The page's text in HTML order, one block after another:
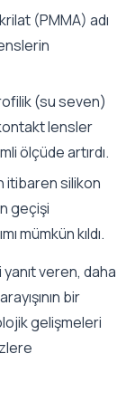
(PMMA) adı
(su seven)
lensler
ölçüde artırdı.
itibaren silikon
geçişi
mümkün kıldı.
yanıt veren, daha
bir
gelişmeleri